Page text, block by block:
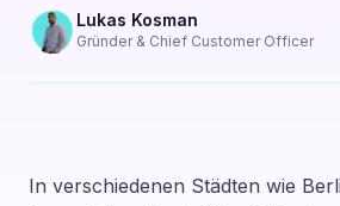
Lukas Kosman
Gründer & Chief Customer Officer
In verschiedenen Städten wie